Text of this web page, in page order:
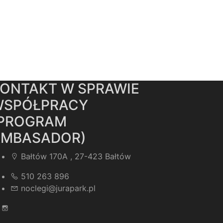
W SPRAWIE
Bałtów 170A , 27-423 Bałtów
510 263 896
noclegi@jurapark.pl